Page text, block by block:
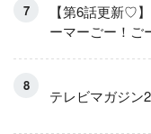
【第6話更新♡
ーマーごー！ご
テレビマガジン